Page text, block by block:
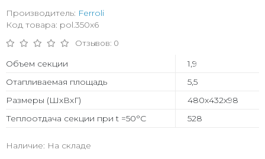
Производитель: Ferroli
Код товара: pol.350x6
Отзывов: 0
Объем секции
1,9
Отапливаемая площадь
5,5
Размеры (ШхВхГ)
480х432х98
Теплоотдача секции при t =50°С
528
Наличие: На складе